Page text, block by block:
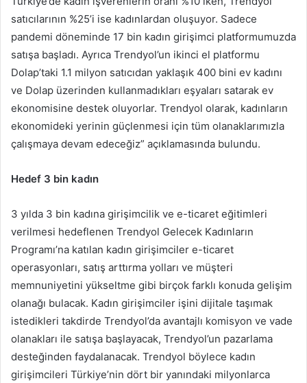
satıcılarının %25’i ise kadınlardan oluşuyor. Sadece
pandemi döneminde 17 bin kadın girişimci platformumuzda
satışa başladı. Ayrıca Trendyol’un ikinci el platformu
Dolap’taki 1.1 milyon satıcıdan yaklaşık 400 bini ev kadını
ve Dolap üzerinden kullanmadıkları eşyaları satarak ev
ekonomisine destek oluyorlar. Trendyol olarak, kadınların
ekonomideki yerinin güçlenmesi için tüm olanaklarımızla
çalışmaya devam edeceğiz” açıklamasında bulundu.
Hedef 3 bin kadın
3 yılda 3 bin kadına girişimcilik ve e-ticaret eğitimleri
verilmesi hedeflenen Trendyol Gelecek Kadınların
Programı’na katılan kadın girişimciler e-ticaret
operasyonları, satış arttırma yolları ve müşteri
memnuniyetini yükseltme gibi birçok farklı konuda gelişim
olanağı bulacak. Kadın girişimciler işini dijitale taşımak
istedikleri takdirde Trendyol’da avantajlı komisyon ve vade
olanakları ile satışa başlayacak, Trendyol’un pazarlama
desteğinden faydalanacak. Trendyol böylece kadın
girişimcileri Türkiye’nin dört bir yanındaki milyonlarca